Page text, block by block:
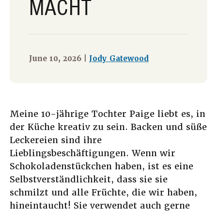
MACHT
June 10, 2026 | Jody Gatewood
Meine 10-jährige Tochter Paige liebt es, in
der Küche kreativ zu sein. Backen und süße
Leckereien sind ihre
Lieblingsbeschäftigungen. Wenn wir
Schokoladenstückchen haben, ist es eine
Selbstverständlichkeit, dass sie sie
schmilzt und alle Früchte, die wir haben,
hineintaucht! Sie verwendet auch gerne